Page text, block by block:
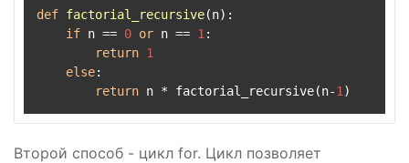
def factorial_recursive(n):
if n == 0 or n == 1 :
return 1
else:
return n * factorial_recursive(n-1
Второй способ - цикл for. Цикл позволяет